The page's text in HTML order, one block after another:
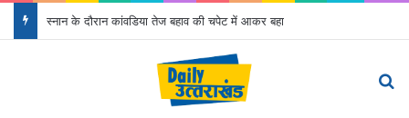
स्नान के दौरान कांवडिया तेज बहाव की चपेट में आकर बहा